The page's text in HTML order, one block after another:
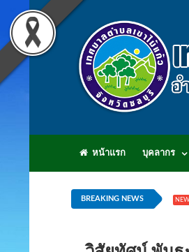
หน้าแรก บุคลากร
BREAKING NEWS NEW